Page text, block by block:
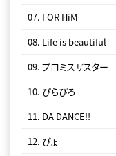
07. FOR HiM
08. Life is beautiful
09. プロミスザスター
10. ぴらぴろ
11. DA DANCE!!
12. ぴょ